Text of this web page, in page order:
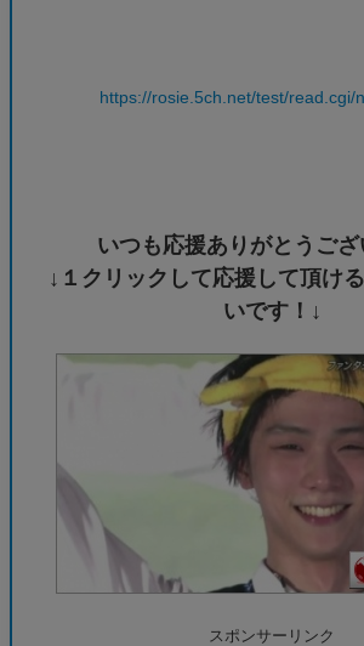
https://rosie.5ch.net/test/read.cgi/
いつも応援ありがとうござ
↓１クリックして応援して頂け
いです！↓
スポンサーリンク